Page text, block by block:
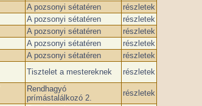
A pozsonyi sétatéren
részletek
A pozsonyi sétatéren
részletek
A pozsonyi sétatéren
részletek
A pozsonyi sétatéren
részletek
A pozsonyi sétatéren
részletek
Tisztelet a mestereknek részletek
Rendhagyó
prímástalálkozó 2.
részletek